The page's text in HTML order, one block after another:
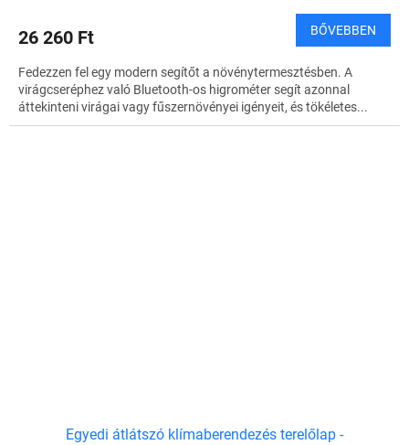
26 260 Ft BŐVEBBEN
Fedezzen fel egy modern segítőt a növénytermesztésben. A
virágcseréphez való Bluetooth-os higrométer segít azonnal
áttekinteni virágai vagy fűszernövényei igényeit, és tökéletes...
Egyedi átlátszó klímaberendezés terelőlap -